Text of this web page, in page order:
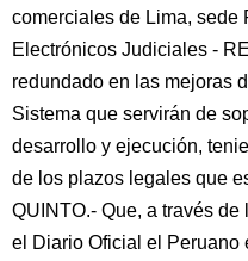
comerciales de Lima, sede
Electrónicos Judiciales -
redundado en las mejoras
Sistema que servirán de
desarrollo y ejecución,
de los plazos legales que
QUINTO.- Que, a través
el Diario Oficial el Peruano